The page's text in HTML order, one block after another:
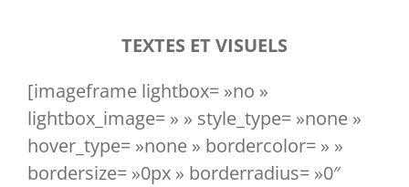
TEXTES ET VISUELS
[imageframe lightbox= »no »
lightbox_image= » » style_type= »none »
hover_type= »none » bordercolor= » »
bordersize= »0px » borderradius= »0″